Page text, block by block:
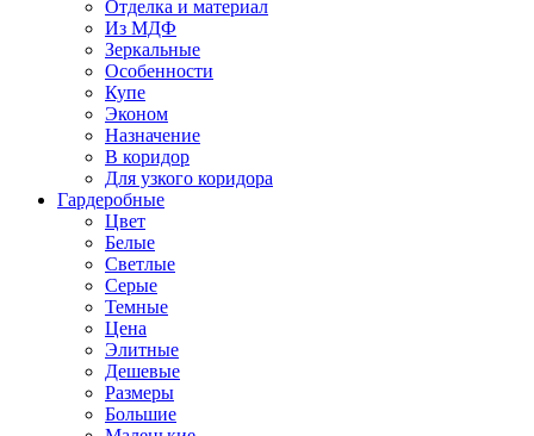
Отделка и материал
Из МДФ
Зеркальные
Особенности
Купе
Эконом
Назначение
В коридор
Для узкого коридора
Гардеробные
Цвет
Белые
Светлые
Серые
Темные
Цена
Элитные
Дешевые
Размеры
Большие